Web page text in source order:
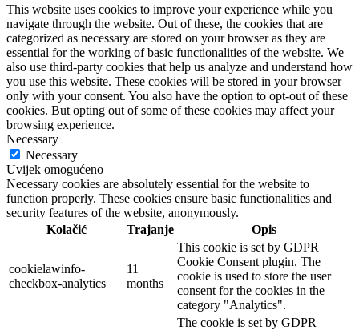
This website uses cookies to improve your experience while you
navigate through the website. Out of these, the cookies that are
categorized as necessary are stored on your browser as they are
essential for the working of basic functionalities of the website. We
also use third-party cookies that help us analyze and understand how
you use this website. These cookies will be stored in your browser
only with your consent. You also have the option to opt-out of these
cookies. But opting out of some of these cookies may affect your
browsing experience.
Necessary
Necessary
Uvijek omogućeno
Necessary cookies are absolutely essential for the website to
function properly. These cookies ensure basic functionalities and
security features of the website, anonymously.
Kolačić
Trajanje Opis
cookielawinfo-
checkbox-analytics
11
months
This cookie is set by GDPR
Cookie Consent plugin. The
cookie is used to store the user
consent for the cookies in the
category "Analytics".
The cookie is set by GDPR